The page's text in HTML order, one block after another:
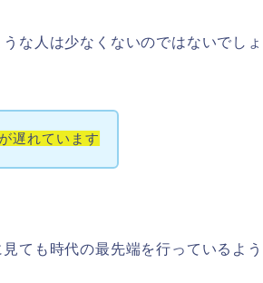
な人は少なくないのではないでしょ
遅れています
ても時代の最先端を行っているよう